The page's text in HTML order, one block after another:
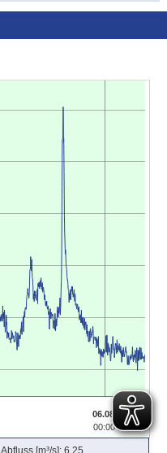
06.08.
00:00
Abfluss [m³/s]: 6.25